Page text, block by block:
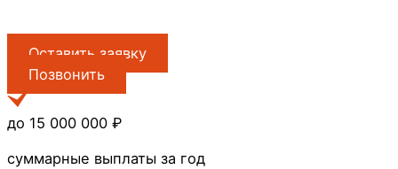
Оставить заявку
Позвонить
до 15 000 000 ₽
суммарные выплаты за год